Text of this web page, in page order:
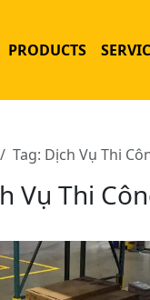
PRODUCTS
Tag: Dịch Vụ Thi
Vụ Thi